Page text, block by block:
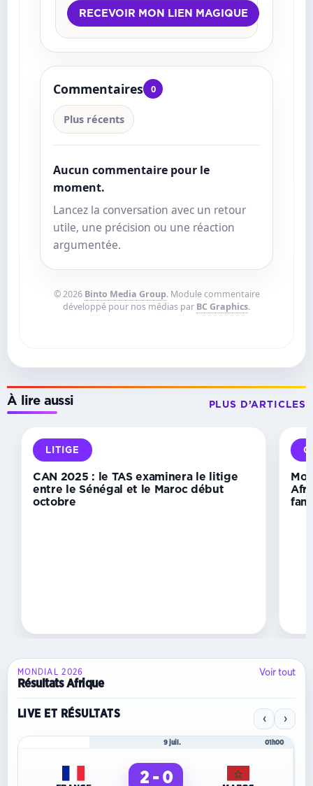
Commentaires 0
Plus récents
Aucun commentaire pour le
moment.
Lancez la conversation avec un retour
utile, une précision ou une réaction
argumentée.
© 2026 Binto Media Group. Module commentaire
développé pour nos médias par BC Graphics.
À lire aussi PLUS D’ARTICLES
INSTANCES
Échecs :
Gabon
LITIGE
CAN 2025 : le TAS examinera le litige
entre le Sénégal et le Maroc début
octobre
MONDIAL 2026
Résultats Afrique
Voir tout
LIVE ET RÉSULTATS ‹ ›
9 juil. 01h00
2 - 0